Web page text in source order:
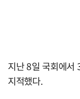
지난 8일 국회에서
지적했다.